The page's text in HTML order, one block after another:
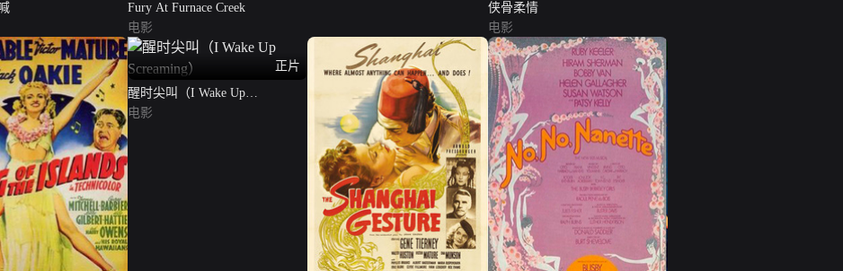
Fury At Furnace Creek
电影
侠骨柔情
电影
正片
醒时尖叫（I Wake Up
Screaming）
电影